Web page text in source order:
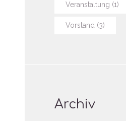
Veranstaltung (1)
Vorstand(3)
Archiv